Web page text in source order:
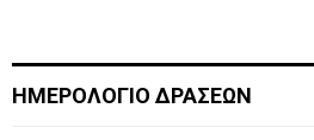
ΗΜΕΡΟΛΟΓΙΟ ΔΡΑΣΕΩΝ